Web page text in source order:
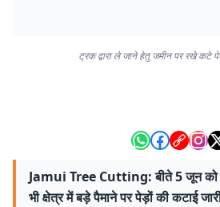
ट्रक द्वारा ले जाने हेतु जमीन पर रखे कटे
Jamui Tree Cutting: बीते 5 जून को
भी क्षेत्र में बड़े पैमाने पर पेड़ों की कटाई